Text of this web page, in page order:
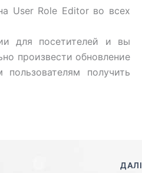
User Role Editor во всех
для посетителей и вы
произвести обновление
получить
ДАЛІ